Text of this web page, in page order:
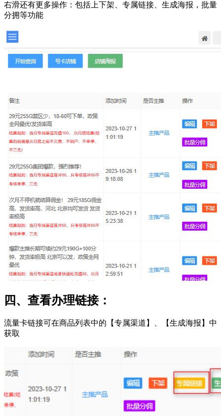
右滑还有更多操作：包括上下架、专属链接、生成海报，批量
分拥等功能
四、查看办理链接：
流量卡链接可在商品列表中的【专属渠道】、【生成海报】中
获取